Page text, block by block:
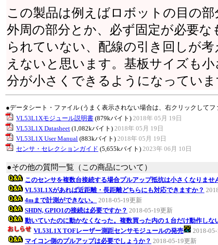
この製品は例えばロボットの目の
外周の部分とか、必ず固定が必要
られていない、配線の引き回しが
えないと思います。基板サイズも
分が小さくできるようになってい
●データシート・ファイル (うまく表示されない場合は、右クリックして
VL53L1Xモジュール説明書 (879kバイト) 2018年 05月 19日
VL53L1X Datasheet (1,082kバイト) 2018年 05月 19日
VL53L1X User Manual (883kバイト) 2018年 05月 19日
センサ・セレクションガイド (5,655kバイト) 2023年 06月 10日
●その他の質問一覧（この商品について）
このセンサを複数台接続する場合プルアップ抵抗は小さくなりませ
VL53L1Xがあれば近距離・長距離どちらにも対応できますか？
4mまで計測ができない。
2018-05-19更新
SHDN, GPIO1の接続は必要ですか？ 2018-05-19更新
動いていたのに動かなくなった。複数買った内の１台だけ動作しな
VL53L1X TOFレーザー測距センサモジュールの発売
2018-
マイコン側のプルアップは必要でしょうか？ 2018-05-19更新